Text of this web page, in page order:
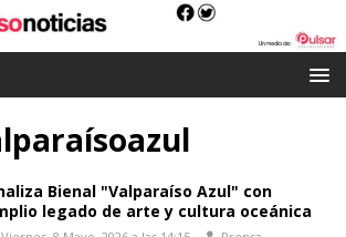
Bienal "Valparaíso Azul" con
legado de arte y cultura oceánica